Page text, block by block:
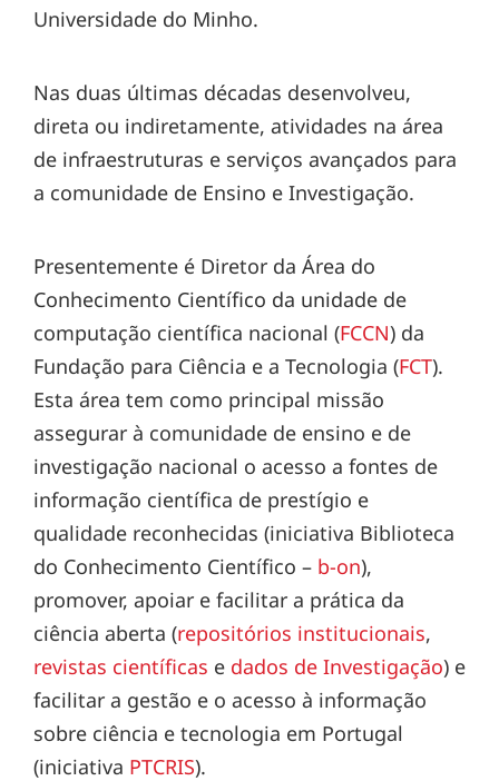
Universidade do Minho.
Nas duas últimas décadas desenvolveu,
direta ou indiretamente, atividades na área
de infraestruturas e serviços avançados para
a comunidade de Ensino e Investigação.
Presentemente é Diretor da Área do
Conhecimento Científico da unidade de
computação científica nacional (FCCN) da
Fundação para Ciência e a Tecnologia (FCT).
Esta área tem como principal missão
assegurar à comunidade de ensino e de
investigação nacional o acesso a fontes de
informação científica de prestígio e
qualidade reconhecidas (iniciativa Biblioteca
do Conhecimento Científico – b-on),
promover, apoiar e facilitar a prática da
ciência aberta (repositórios institucionais,
revistas científicas e dados de Investigação) e
facilitar a gestão e o acesso à informação
sobre ciência e tecnologia em Portugal
(iniciativa PTCRIS).